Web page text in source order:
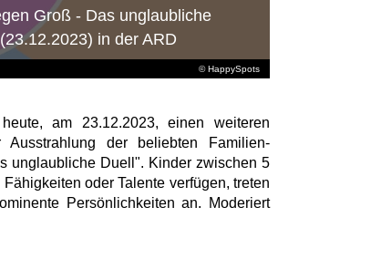
© HappySpots
Groß - Das unglaubliche
in der ARD
am 23.12.2023, einen weiteren
der beliebten Familien-
unglaubliche Duell". Kinder zwischen 5
oder Talente verfügen, treten
Persönlichkeiten an. Moderiert